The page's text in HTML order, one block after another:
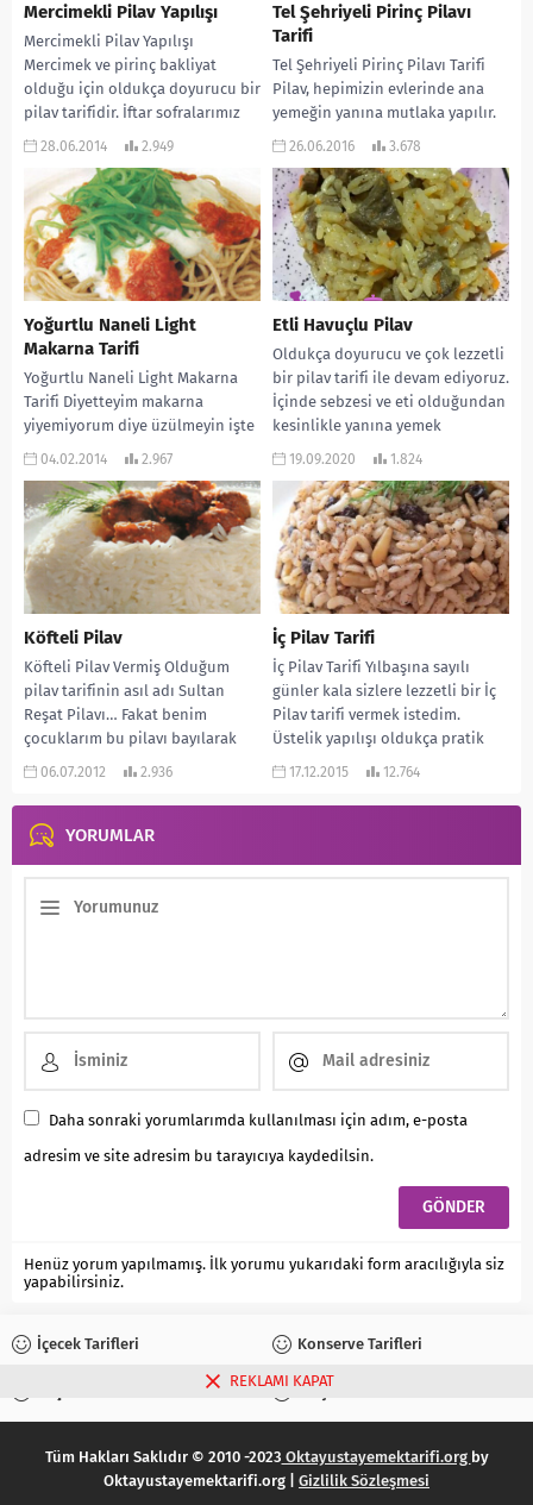
Mercimekli Pilav Yapılışı
Mercimekli Pilav Yapılışı
Mercimek ve pirinç bakliyat
olduğu için oldukça doyurucu bir
pilav tarifidir. İftar sofralarımız
içinse harika bir seçenek....
28.06.2014 2.949
Tel Şehriyeli Pirinç Pilavı
Tarifi
Tel Şehriyeli Pirinç Pilavı Tarifi
Pilav, hepimizin evlerinde ana
yemeğin yanına mutlaka yapılır.
Hemen hemen her türlü yemekle
26.06.2016 3.678
Yoğurtlu Naneli Light
Makarna Tarifi
Yoğurtlu Naneli Light Makarna
Tarifi Diyetteyim makarna
yiyemiyorum diye üzülmeyin işte
size harika bir Oktay Usta tarifi…
04.02.2014 2.967
Etli Havuçlu Pilav
Oldukça doyurucu ve çok lezzetli
bir pilav tarifi ile devam ediyoruz.
İçinde sebzesi ve eti olduğundan
kesinlikle yanına yemek
aramayan...
19.09.2020 1.824
Köfteli Pilav
Köfteli Pilav Vermiş Olduğum
pilav tarifinin asıl adı Sultan
Reşat Pilavı… Fakat benim
çocuklarım bu pilavı bayılarak
yedikleri ve sürekli...
06.07.2012 2.936
İç Pilav Tarifi
İç Pilav Tarifi Yılbaşına sayılı
günler kala sizlere lezzetli bir İç
Pilav tarifi vermek istedim.
Üstelik yapılışı oldukça pratik
olan...
17.12.2015 12.764
YORUMLAR
Daha sonraki yorumlarımda kullanılması için adım, e-posta
adresim ve site adresim bu tarayıcıya kaydedilsin.
Henüz yorum yapılmamış. İlk yorumu yukarıdaki form aracılığıyla siz
yapabilirsiniz.
İçecek Tarifleri Konserve Tarifleri
Turşu Tarifleri
Tüm Hakları Saklıdır © 2010 -2023 Oktayustayemektarifi.org by
Oktayustayemektarifi.org | Gizlilik Sözleşmesi
REKLAMI KAPAT